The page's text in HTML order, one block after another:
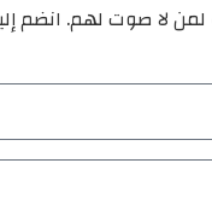
لا صوت لهم. انضم